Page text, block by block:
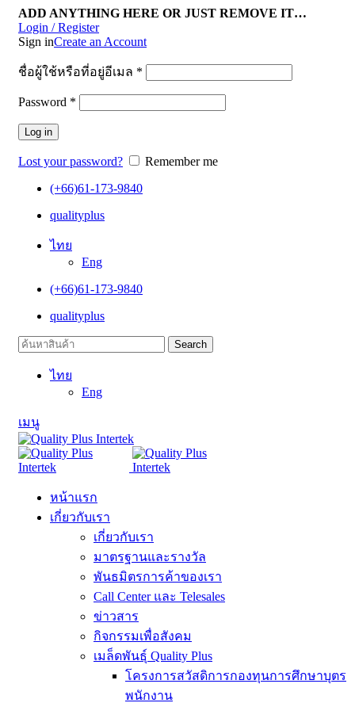
ADD ANYTHING HERE OR JUST REMOVE IT…
Login / Register
Sign inCreate an Account
ชื่อผู้ใช้หรือที่อยู่อีเมล *
Password *
Log in
Lost your password?
Remember me
(+66)61-173-9840
qualityplus
ไทย
Eng
(+66)61-173-9840
qualityplus
Search
ไทย
Eng
เมนู
หน้าแรก
เกี่ยวกับเรา
เกี่ยวกับเรา
มาตรฐานและรางวัล
พันธมิตรการค้าของเรา
Call Center และ Telesales
ข่าวสาร
กิจกรรมเพื่อสังคม
เมล็ดพันธุ์ Quality Plus
โครงการสวัสดิการกองทุนการศึกษาบุตร
พนักงาน